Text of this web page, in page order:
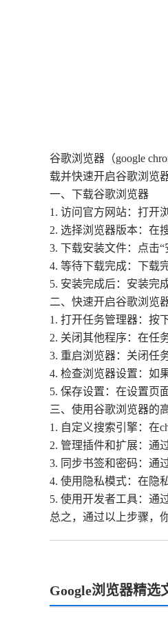
谷歌浏览器（google
载并快速开启谷歌浏览
一、下载谷歌浏览器
1. 访问官方网站：打开
2. 选择浏览器版本：在
3. 下载安装文件：点击“
4. 等待下载完成：下载
5. 安装完成后：安装完
二、快速开启谷歌浏览
1. 打开任务管理器：按
2. 关闭其他程序：在任
3. 重启浏览器：关闭任
4. 检查浏览器设置：如
5. 保存设置：在设置页
三、使用谷歌浏览器的
1. 自定义搜索引擎：在
2. 管理插件和扩展：通
3. 同步书签和密码：通
4. 使用隐私模式：在隐
5. 使用开发者工具：通
总之，通过以上步骤，
Google浏览器精选